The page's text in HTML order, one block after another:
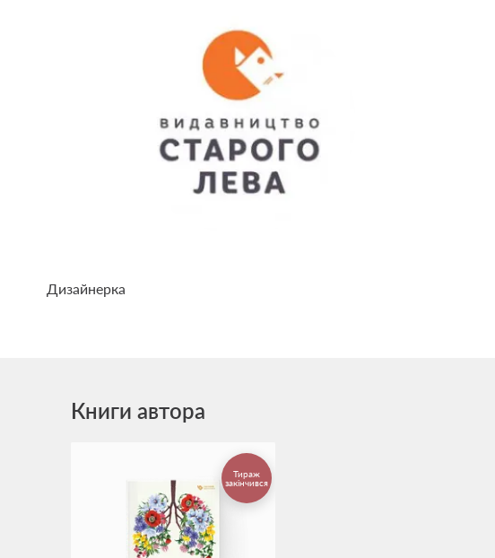
Дизайнерка
Книги автора
Тираж
закінчився